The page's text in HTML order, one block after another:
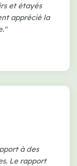
et étayés
apprécié la
à des
Le rapport